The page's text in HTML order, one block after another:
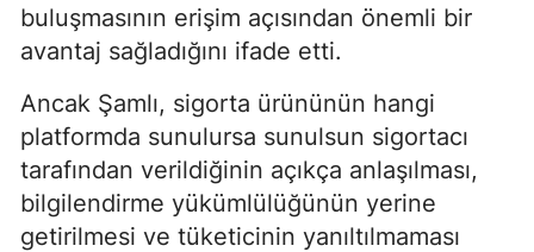
buluşmasının erişim açısından önemli bir
avantaj sağladığını ifade etti.
Ancak Şamlı, sigorta ürününün hangi
platformda sunulursa sunulsun sigortacı
tarafından verildiğinin açıkça anlaşılması,
bilgilendirme yükümlülüğünün yerine
getirilmesi ve tüketicinin yanıltılmaması